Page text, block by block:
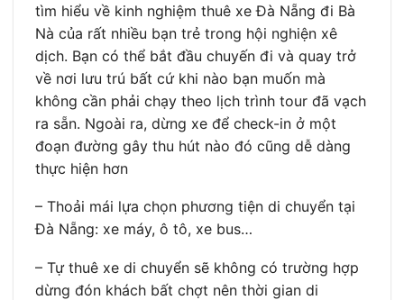
tìm hiểu về kinh nghiệm thuê xe Đà Nẵng đi Bà
Nà của rất nhiều bạn trẻ trong hội nghiện xê
dịch. Bạn có thể bắt đầu chuyến đi và quay trở
về nơi lưu trú bất cứ khi nào bạn muốn mà
không cần phải chạy theo lịch trình tour đã vạch
ra sẵn. Ngoài ra, dừng xe để check-in ở một
đoạn đường gây thu hút nào đó cũng dễ dàng
thực hiện hơn
– Thoải mái lựa chọn phương tiện di chuyển tại
Đà Nẵng: xe máy, ô tô, xe bus…
– Tự thuê xe di chuyển sẽ không có trường hợp
dừng đón khách bất chợt nên thời gian di